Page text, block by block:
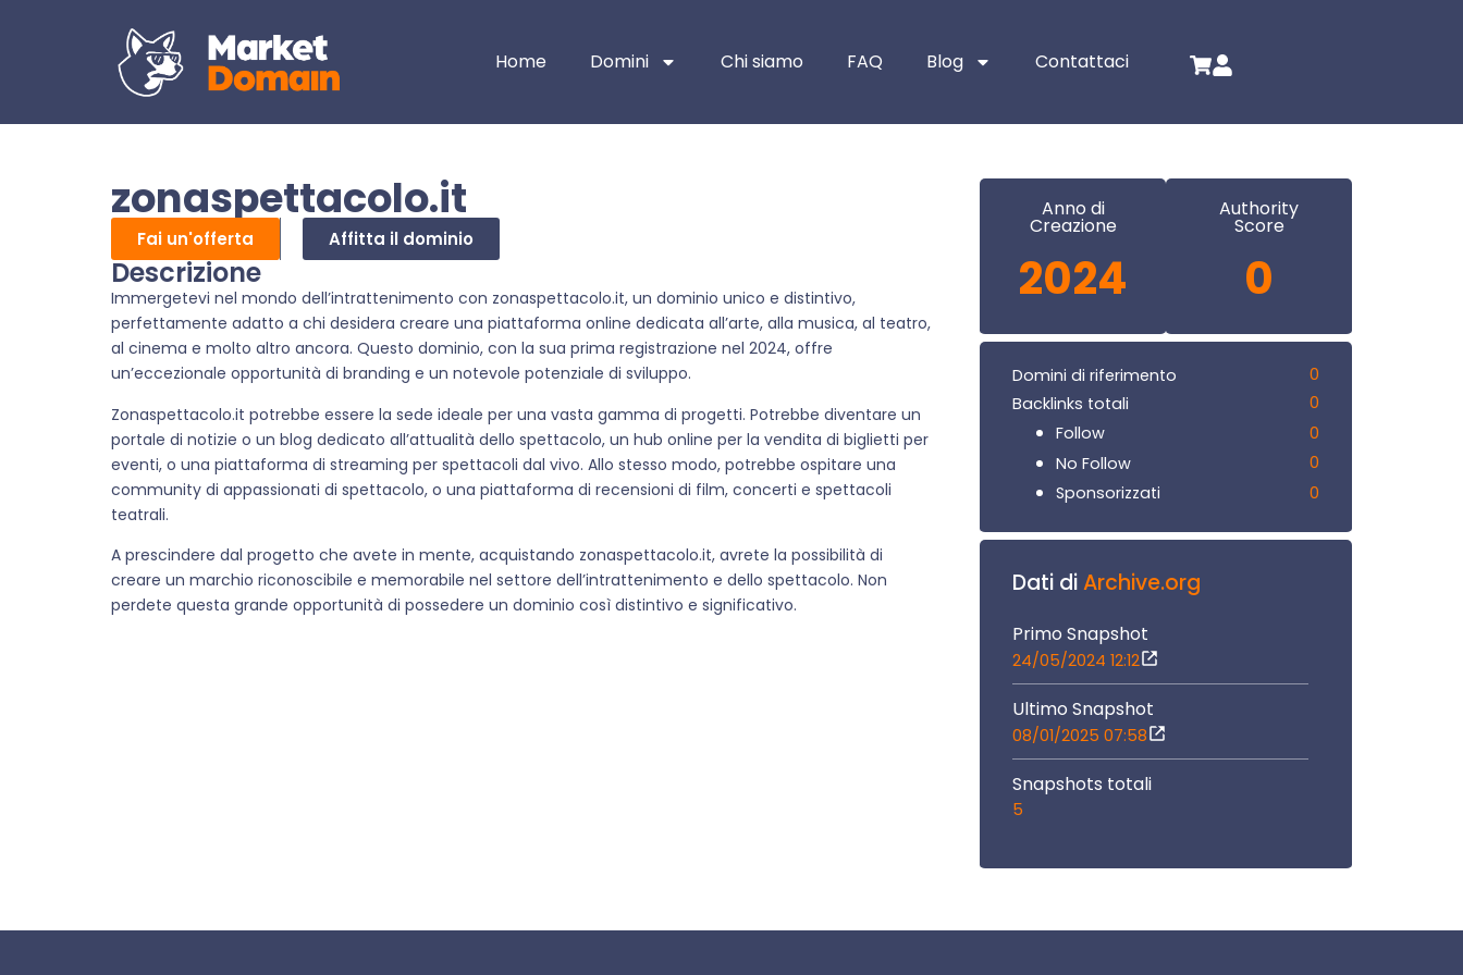
Home Domini Chi siamo FAQ Blog Contattaci
zonaspettacolo.it
Fai un'offerta Affitta il dominio
Descrizione
Immergetevi nel mondo dell’intrattenimento con zonaspettacolo.it, un dominio unico e distintivo,
perfettamente adatto a chi desidera creare una piattaforma online dedicata all’arte, alla musica, al teatro,
al cinema e molto altro ancora. Questo dominio, con la sua prima registrazione nel 2024, offre
un’eccezionale opportunità di branding e un notevole potenziale di sviluppo.
Zonaspettacolo.it potrebbe essere la sede ideale per una vasta gamma di progetti. Potrebbe diventare un
portale di notizie o un blog dedicato all’attualità dello spettacolo, un hub online per la vendita di biglietti per
eventi, o una piattaforma di streaming per spettacoli dal vivo. Allo stesso modo, potrebbe ospitare una
community di appassionati di spettacolo, o una piattaforma di recensioni di film, concerti e spettacoli
teatrali.
A prescindere dal progetto che avete in mente, acquistando zonaspettacolo.it, avrete la possibilità di
creare un marchio riconoscibile e memorabile nel settore dell’intrattenimento e dello spettacolo. Non
perdete questa grande opportunità di possedere un dominio così distintivo e significativo.
Anno di
Creazione
2024
Authority
Score
0
Domini di riferimento
0
Backlinks totali
0
Follow
0
No Follow
0
Sponsorizzati
0
Dati diArchive.org
Primo Snapshot
24/05/2024 12:12
Ultimo Snapshot
08/01/2025 07:58
Snapshots totali
5